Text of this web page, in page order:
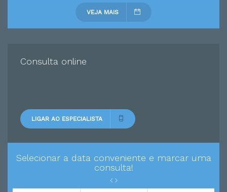
VEJA MAIS
Consulta online
LIGAR AO ESPECIALISTA
Selecionar a data conveniente e marcar uma
consulta!